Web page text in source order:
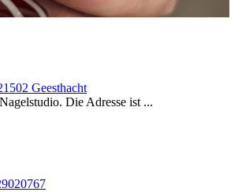
Geesthacht
Die Adresse ist ...